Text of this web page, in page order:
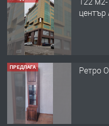
център
ПРЕДЛАГА Ретро